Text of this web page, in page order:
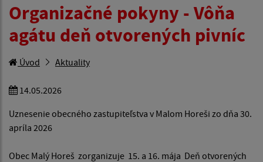
Organizačné pokyny - Vôňa
agátu deň otvorených pivníc
Úvod Aktuality
14.05.2026
Uznesenie obecného zastupiteľstva v Malom Horeši zo dňa 30.
apríla 2026
Obec Malý Horeš zorganizuje 15. a 16. mája Deň otvorených